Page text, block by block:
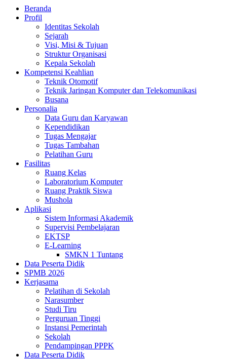
Beranda
Profil
Identitas Sekolah
Sejarah
Visi, Misi & Tujuan
Struktur Organisasi
Kepala Sekolah
Kompetensi Keahlian
Teknik Otomotif
Teknik Jaringan Komputer dan Telekomunikasi
Busana
Personalia
Data Guru dan Karyawan
Kependidikan
Tugas Mengajar
Tugas Tambahan
Pelatihan Guru
Fasilitas
Ruang Kelas
Laboratorium Komputer
Ruang Praktik Siswa
Mushola
Aplikasi
Sistem Informasi Akademik
Supervisi Pembelajaran
EKTSP
E-Learning
SMKN 1 Tuntang
Data Peserta Didik
SPMB 2026
Kerjasama
Pelatihan di Sekolah
Narasumber
Studi Tiru
Perguruan Tinggi
Instansi Pemerintah
Sekolah
Pendampingan PPPK
Data Peserta Didik